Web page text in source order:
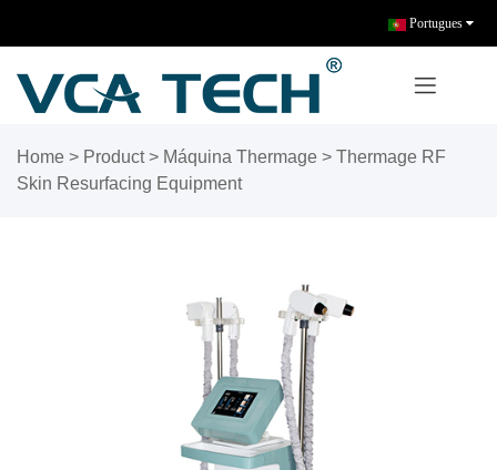
Portugues
Home > Product> Máquina Thermage > Thermage RF
Skin Resurfacing Equipment